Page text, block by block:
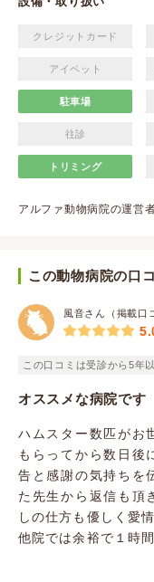
クレジットカード
アイペット
駐車場
往診
トリミング
アルファ動物病院の運営者
この動物病院の口
風音さん（掲載口
この口コミは受診から5年
オススメな病院です
ハムスター数匹がお
もらってから数日後
告と感謝の気持ちを
た先生から返信も頂
しの仕方も優しく愛
他院では余裕で１時